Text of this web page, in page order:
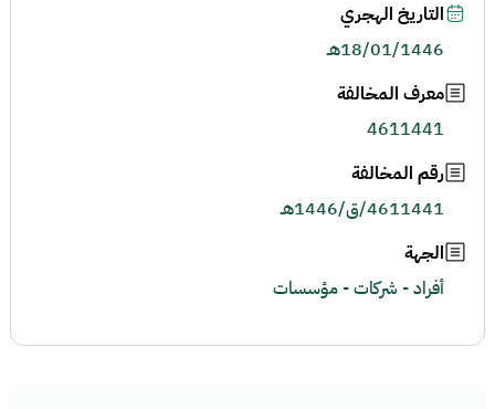
التاريخ الهجري
18/01/1446هـ
معرف المخالفة
4611441
رقم المخالفة
4611441/ق/1446هـ
الجهة
أفراد - شركات - مؤسسات